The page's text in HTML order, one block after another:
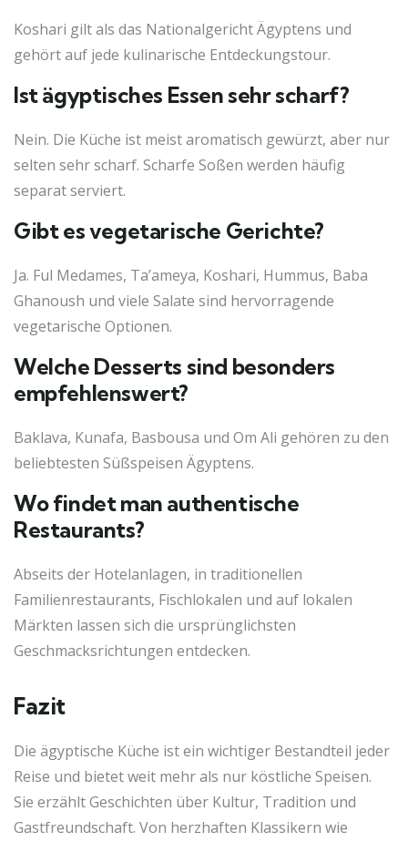
Koshari gilt als das Nationalgericht Ägyptens und
gehört auf jede kulinarische Entdeckungstour.
Ist ägyptisches Essen sehr scharf?
Nein. Die Küche ist meist aromatisch gewürzt, aber nur
selten sehr scharf. Scharfe Soßen werden häufig
separat serviert.
Gibt es vegetarische Gerichte?
Ja. Ful Medames, Ta’ameya, Koshari, Hummus, Baba
Ghanoush und viele Salate sind hervorragende
vegetarische Optionen.
Welche Desserts sind besonders
empfehlenswert?
Baklava, Kunafa, Basbousa und Om Ali gehören zu den
beliebtesten Süßspeisen Ägyptens.
Wo findet man authentische
Restaurants?
Abseits der Hotelanlagen, in traditionellen
Familienrestaurants, Fischlokalen und auf lokalen
Märkten lassen sich die ursprünglichsten
Geschmacksrichtungen entdecken.
Fazit
Die ägyptische Küche ist ein wichtiger Bestandteil jeder
Reise und bietet weit mehr als nur köstliche Speisen.
Sie erzählt Geschichten über Kultur, Tradition und
Gastfreundschaft. Von herzhaften Klassikern wie